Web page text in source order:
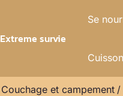
Extreme survie
Se
Cuisson
Couchage et campement